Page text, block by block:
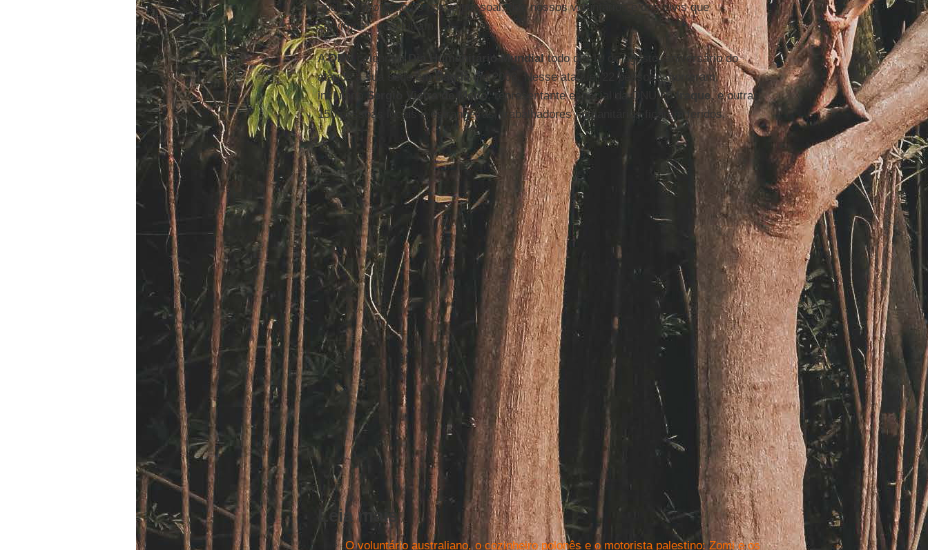
apelar à proteção do nosso pessoal, dos nossos voluntários e dos civis que
servimos”, concluíram.
AONU celebra o Dia Humanitário Mundialtodo dia 19 de agosto, aniversário do
ataque à sua sede emBagdáem 2003. Nesse ataque, 22 pessoas morreram,
incluindo
Sergio Vieira de Mello, representante especial da ONU noIraque, e outras
150 pessoas locais e estrangeiras, trabalhadores humanitários ficaram feridos.
Leia mais
O voluntário australiano, o cozinheiro polonês e o motorista palestino: Zomi e os